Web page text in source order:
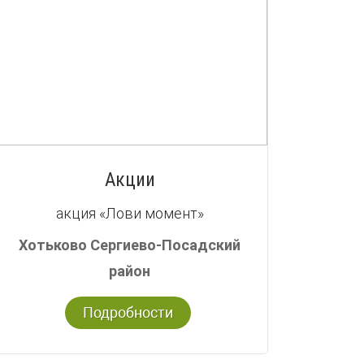
Акции
акция «Лови момент»
Хотьково Сергиево-Посадский
район
Подробности